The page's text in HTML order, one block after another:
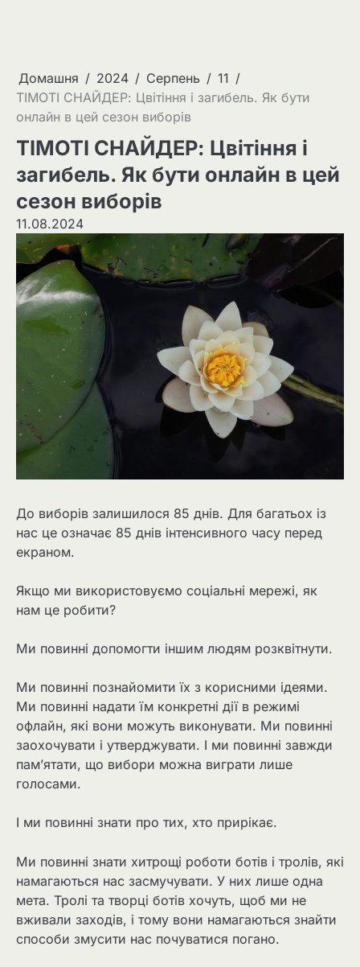
Домашня 2024 Серпень
11
ТІМОТІ СНАЙДЕР: Цвітіння і загибель. Як бути
онлайн в цей сезон виборів
ТІМОТІ СНАЙДЕР: Цвітіння і
загибель. Як бути онлайн в цей
сезон виборів
11.08.2024
До виборів залишилося 85 днів. Для багатьох із
нас це означає 85 днів інтенсивного часу перед
екраном.
Якщо ми використовуємо соціальні мережі, як
нам це робити?
Ми повинні допомогти іншим людям розквітнути.
Ми повинні познайомити їх з корисними ідеями.
Ми повинні надати їм конкретні дії в режимі
офлайн, які вони можуть виконувати. Ми повинні
заохочувати і утверджувати. І ми повинні завжди
пам’ятати, що вибори можна виграти лише
голосами.
І ми повинні знати про тих, хто прирікає.
Ми повинні знати хитрощі роботи ботів і тролів, які
намагаються нас засмучувати. У них лише одна
мета. Тролі та творці ботів хочуть, щоб ми не
вживали заходів, і тому вони намагаються знайти
способи змусити нас почуватися погано.